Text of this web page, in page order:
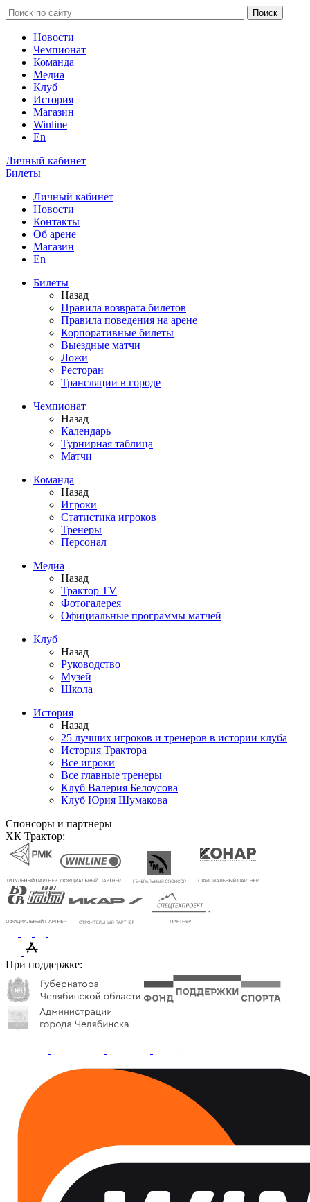
Новости
Чемпионат
Команда
Медиа
Клуб
История
Магазин
Winline
En
Личный кабинет
Билеты
Личный кабинет
Новости
Контакты
Об арене
Магазин
En
Билеты
Назад
Правила возврата билетов
Правила поведения на арене
Корпоративные билеты
Выездные матчи
Ложи
Ресторан
Трансляции в городе
Чемпионат
Назад
Календарь
Турнирная таблица
Матчи
Команда
Назад
Игроки
Статистика игроков
Тренеры
Персонал
Медиа
Назад
Трактор TV
Фотогалерея
Официальные программы матчей
Клуб
Назад
Руководство
Музей
Школа
История
Назад
25 лучших игроков и тренеров в истории клуба
История Трактора
Все игроки
Все главные тренеры
Клуб Валерия Белоусова
Клуб Юрия Шумакова
Спонсоры и партнеры
ХК Трактор:
При поддержке: